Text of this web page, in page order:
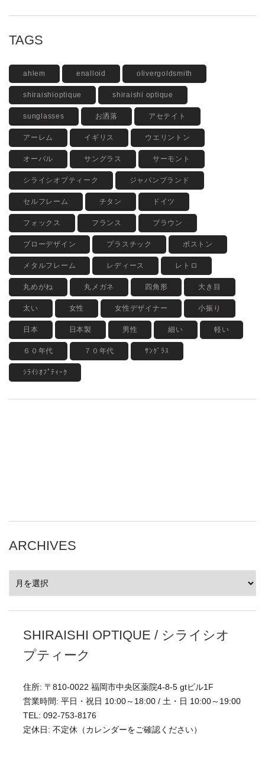
TAGS
ahlem enalloid olivergoldsmith
shiraishioptique shiraishi optique
sunglasses お洒落 アセテイト
アーレム イギリス ウエリントン
オーバル サングラス サーモント
シライシオプティーク ジャパンブランド
セルフレーム チタン ドイツ
フォックス フランス ブラウン
ブローデザイン プラスチック ボストン
メタルフレーム レディース レトロ
丸めがね 丸メガネ 四角形 大き目
太い 女性 女性デザイナー 小振り
日本 日本製 男性 細い 軽い
６０年代 ７０年代 ｻﾝｸﾞﾗｽ
ｼﾗｲｼｵﾌﾟﾃｨｰｸ
ARCHIVES
SHIRAISHI OPTIQUE / シライシオ
プティーク
住所: 〒810-0022 福岡市中央区薬院4-8-5 gtビル1F
営業時間: 平日・祝日 10:00～18:00 / 土・日 10:00～19:00
TEL: 092-753-8176
定休日: 不定休（カレンダーをご確認ください）